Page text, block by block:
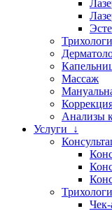
Массаж
Анализы
Услуги ↓